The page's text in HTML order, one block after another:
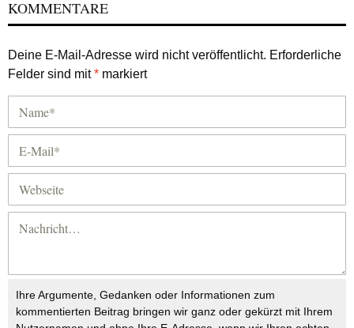
KOMMENTARE
Deine E-Mail-Adresse wird nicht veröffentlicht. Erforderliche
Felder sind mit* markiert
Ihre Argumente, Gedanken oder Informationen zum
kommentierten Beitrag bringen wir ganz oder gekürzt mit Ihrem